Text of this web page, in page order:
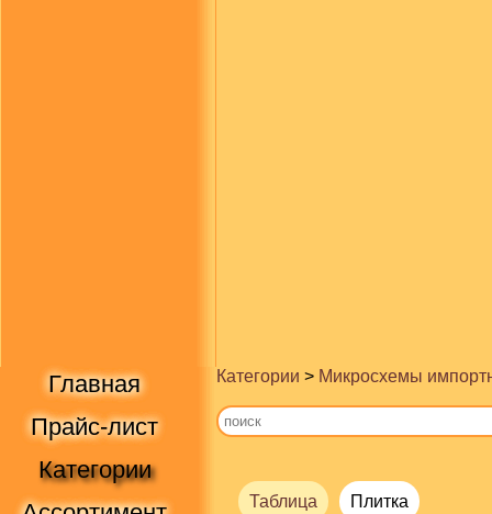
Главная
Прайс-лист
Категории
Категории > Микросхемы
Таблица Плитка